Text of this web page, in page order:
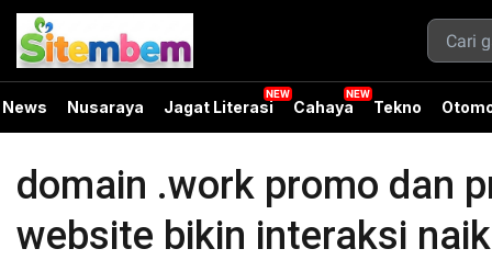
News Nusaraya Jagat Literasi Cahaya Tekno
domain .work promo dan
website bikin interaksi